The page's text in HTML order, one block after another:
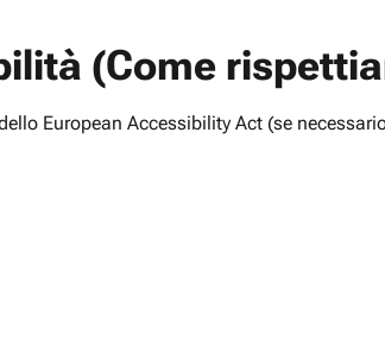
(Come
European Accessibility Act (se